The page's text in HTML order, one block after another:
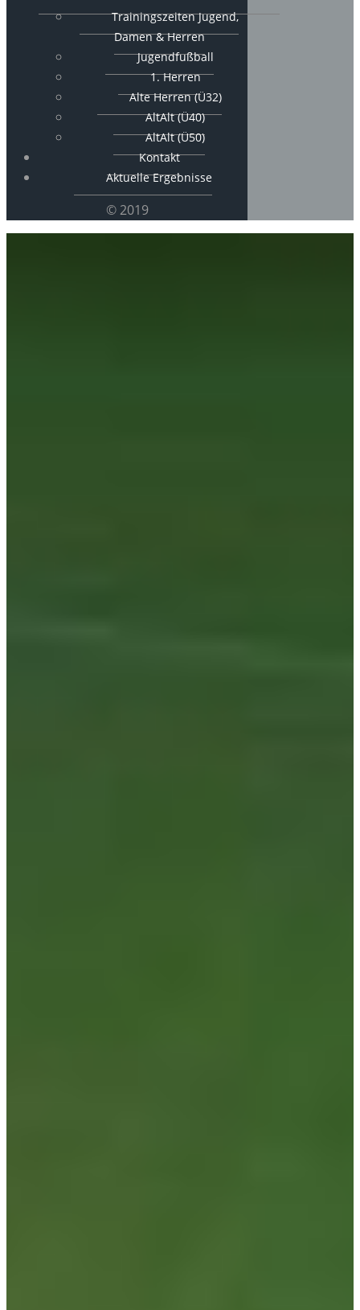
Trainingszeiten Jugend,
Damen & Herren
Jugendfußball
1. Herren
Alte Herren (Ü32)
AltAlt (Ü40)
AltAlt (Ü50)
Kontakt
Aktuelle Ergebnisse
© 2019